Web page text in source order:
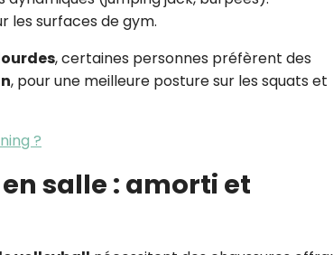
les surfaces de gym.
, certaines personnes préfèrent des
, pour une meilleure posture sur les squats et
?
salle : amorti et